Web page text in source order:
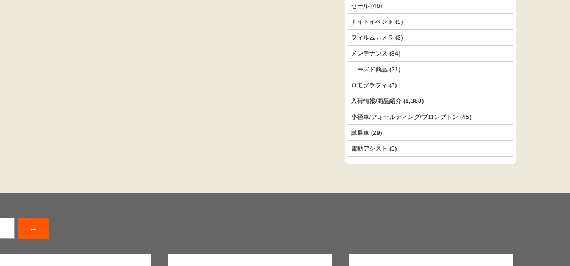
セール (46)
ナイトイベント (5)
フィルムカメラ (3)
メンテナンス (84)
ユーズド商品 (21)
ロモグラフィ (3)
入荷情報/商品紹介 (1,388)
小径車/フォールディング/ブロンプトン (45)
試乗車 (29)
電動アシスト (5)